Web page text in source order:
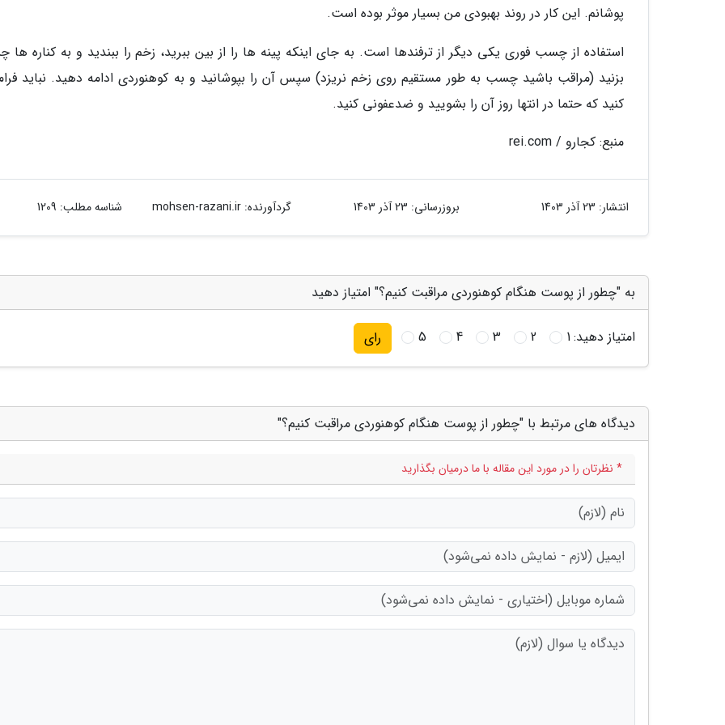
پوشانم. این کار در روند بهبودی من بسیار موثر بوده است.
استفاده از چسب فوری یکی دیگر از ترفندها است. به جای اینکه پینه ها را از بین ببرید، زخم را ببندید و به کناره
بزنید (مراقب باشید چسب به طور مستقیم روی زخم نریزد) سپس آن را بپوشانید و به کوهنوردی ادامه دهید. نباید
کنید که حتما در انتها روز آن را بشویید و ضدعفونی کنید.
منبع: کجارو / rei.com
انتشار: 23 آذر 1403 بروزرسانی: 23 آذر 1403 گردآورنده:mohsen-razani.ir شناسه مطلب: 1209
به "چطور از پوست هنگام کوهنوردی مراقبت کنیم؟" امتیاز دهید
امتیاز دهید:1
2
3
4
5 رای
دیدگاه های مرتبط با "چطور از پوست هنگام کوهنوردی مراقبت کنیم؟"
* نظرتان را در مورد این مقاله با ما درمیان بگذارید